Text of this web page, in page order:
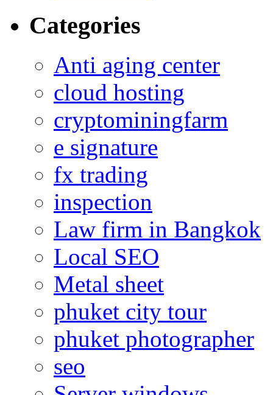
Categories
Anti aging center
cloud hosting
cryptominingfarm
e signature
fx trading
inspection
Law firm in Bangkok
Local SEO
Metal sheet
phuket city tour
phuket photographer
seo